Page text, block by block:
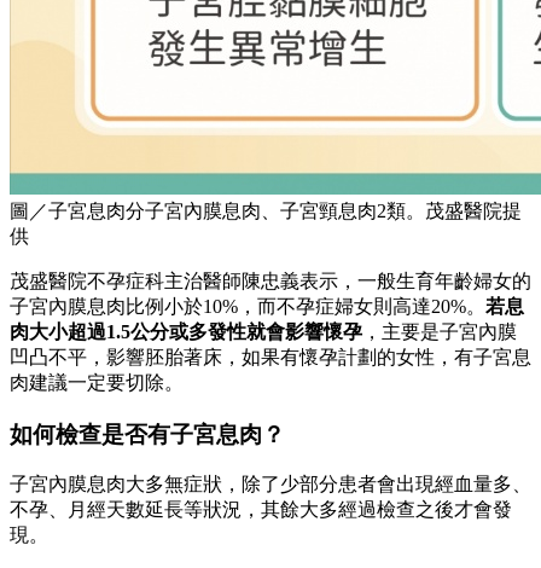
圖／子宮息肉分子宮內膜息肉、子宮頸息肉2類。茂盛醫院提
供
茂盛醫院不孕症科主治醫師陳忠義表示，一般生育年齡婦女的
子宮內膜息肉比例小於10%，而不孕症婦女則高達20%。 若息
肉大小超過1.5公分或多發性就會影響懷孕 ，主要是子宮內膜
凹凸不平，影響胚胎著床，如果有懷孕計劃的女性，有子宮息
肉建議一定要切除。
如何檢查是否有子宮息肉？
子宮內膜息肉大多無症狀，除了少部分患者會出現經血量多、
不孕、月經天數延長等狀況，其餘大多經過檢查之後才會發
現。